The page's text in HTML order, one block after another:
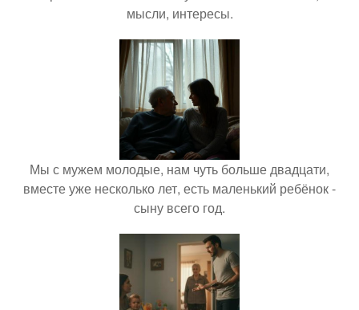
мысли, интересы.
Мы с мужем молодые, нам чуть больше двадцати,
вместе уже несколько лет, есть маленький ребёнок -
сыну всего год.